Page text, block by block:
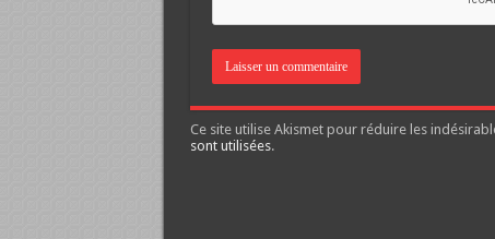
Ce site utilise Akismet pour réduire les
sont utilisées.